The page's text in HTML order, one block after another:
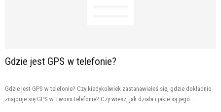
Gdzie jest GPS w telefonie?
Gdzie jest GPS w telefonie? Czy kiedykolwiek zastanawiałeś się, gdzie dokładnie
znajduje się GPS w Twoim telefonie? Czy wiesz, jak działa i jakie są jego...